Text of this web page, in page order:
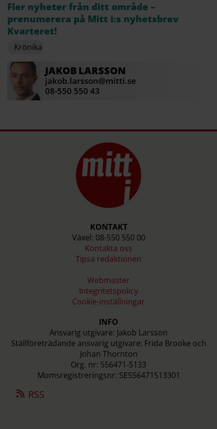
Fler nyheter från ditt område –
prenumerera på Mitt i:s nyhetsbrev
Kvarteret!
Krönika
JAKOBLARSSON
jakob.larsson@mitti.se
08-550 550 43
KONTAKT
Växel: 08-550 550 00
Kontakta oss
Tipsa redaktionen
Webmaster
Integritetspolicy
Cookie-inställningar
INFO
Ansvarig utgivare: Jakob Larsson
Ställföreträdande ansvarig utgivare: Frida Brooke och
Johan Thornton
Org. nr: 556471-5133
Momsregistreringsnr: SE556471513301
RSS